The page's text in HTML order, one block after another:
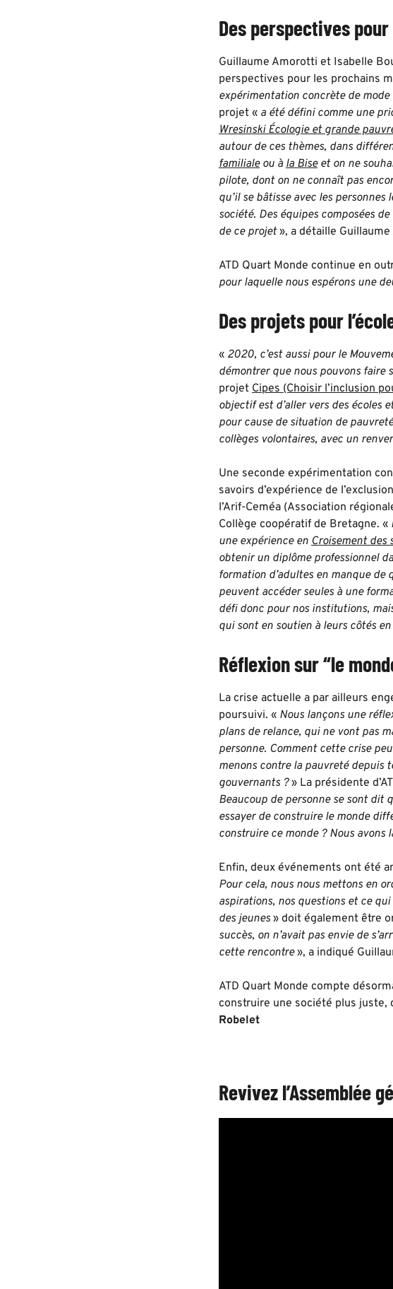
Des perspectives pour
Guillaume Amorotti et Isabelle
perspectives pour les prochains
expérimentation concrète de
projet « a été défini comme une
Wresinski Écologie et grande
autour de ces thèmes, dans
familialeou à la Biseet on ne
pilote, dont on ne connaît pas
qu’il se bâtisse avec les
société. Des équipes composées
de ce projet», a détaille
ATD Quart Monde continue en
pour laquelle nous espérons une
Des projets pour
« 2020, c’est aussi pour le
démontrer que nous pouvons faire
projet Cipes (Choisir l’inclusion
objectif est d’aller vers des écoles
pour cause de situation de
collèges volontaires, avec un
Une seconde expérimentation
savoirs d’expérience de
l’Arif-Ceméa (Association
Collège coopératif de Bretagne. «
une expérience en Croisement des
obtenir un diplôme professionnel
formation d’adultes en manque
peuvent accéder seules à une
défi donc pour nos institutions,
qui sont en soutien à leurs côtés
Réflexion sur “le
La crise actuelle a par ailleurs
poursuivi. « Nous lançons une
plans de relance, qui ne vont pas
personne. Comment cette crise
menons contre la pauvreté depuis
gouvernants ?» La présidente
Beaucoup de personne se sont dit
essayer de construire le monde
construire ce monde ? Nous
Enfin, deux événements ont été
Pour cela, nous nous mettons en
aspirations, nos questions et ce
des jeunes» doit également être
succès, on n’avait pas envie de
cette rencontre», a indiqué
ATD Quart Monde compte
construire une société plus juste,
Robelet
Revivez l’Assemblée